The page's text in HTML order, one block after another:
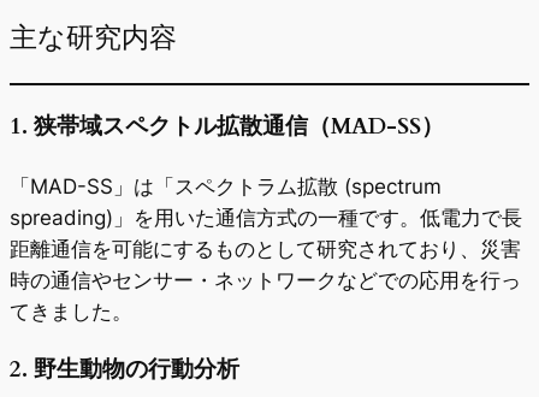
主な研究内容
1. 狭帯域スペクトル拡散通信（MAD-SS）
「MAD-SS」は「スペクトラム拡散 (spectrum
spreading)」を用いた通信方式の一種です。低電力で長
距離通信を可能にするものとして研究されており、災害
時の通信やセンサー・ネットワークなどでの応用を行っ
てきました。
2. 野生動物の行動分析